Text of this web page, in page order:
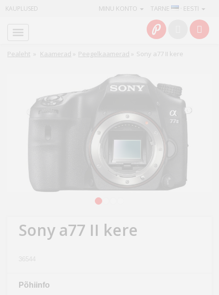
KAUPLUSED TARNE · EESTI
MINU KONTO
Pealeht » Kaamerad » Peegelkaamerad » Sony a77 II kere
Sony a77 II kere
36544
Põhiinfo
Info
Kaamerad
Kodu